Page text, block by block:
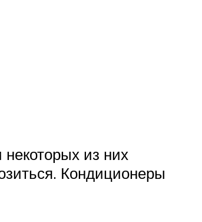
некоторых из них
Кондиционеры